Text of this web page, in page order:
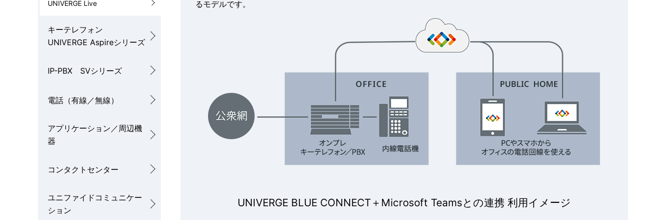
UNIVERGE Live
キーテレフォン
UNIVERGE Aspireシリーズ
IP-PBX SVシリーズ
電話（有線／無線）
アプリケーション／周辺機
器
コンタクトセンター
ユニファイドコミュニケー
ション
るモデルです。
UNIVERGE BLUE CONNECT ＋ Microsoft Teamsとの連携 利用イメージ